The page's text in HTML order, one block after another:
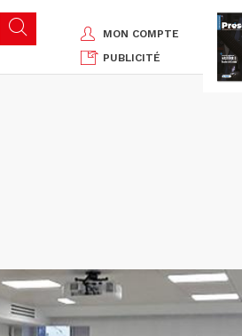
MON COMPTE
PUBLICITÉ